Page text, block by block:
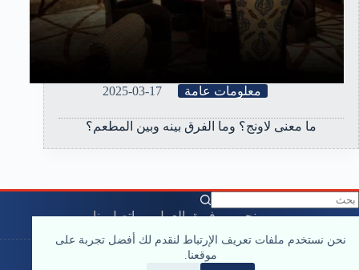
نحن نستخدم ملفات تعريف الإرتباط لنقدم لك أفضل تجربة على
موقعنا.
معلومات عامة 2025-03-17
ما معنى لاونج؟ وما الفرق بينه وبين المطعم؟
من نحن فريق العمل
اتصل بنا